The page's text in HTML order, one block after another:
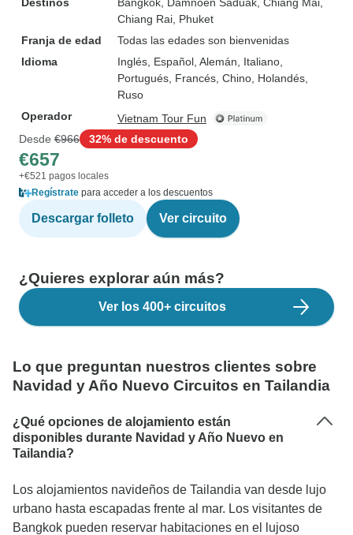
Chiang Rai , Phuket
Franja de edad
Todas las edades son bienvenidas
Idioma
Inglés, Español, Alemán, Italiano,
Portugués, Francés, Chino, Holandés,
Ruso
Operador
Vietnam Tour Fun
Desde €966 32% de descuento
€657
+€521 pagos locales
Regístrate para acceder a los descuentos
Descargar folleto Ver circuito
¿Quieres explorar aún más?
Ver los 400+ circuitos
Lo que preguntan nuestros clientes sobre
Navidad y Año Nuevo Circuitos en Tailandia
¿Qué opciones de alojamiento están
disponibles durante Navidad y Año Nuevo en
Tailandia?
Los alojamientos navideños de Tailandia van desde lujo
urbano hasta escapadas frente al mar. Los visitantes de
Bangkok pueden reservar habitaciones en el lujoso